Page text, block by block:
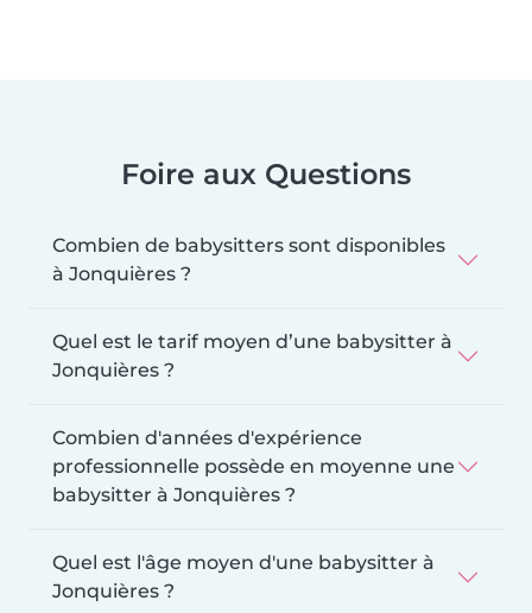
Foire aux Questions
Combien de babysitters sont disponibles
à Jonquières ?
Quel est le tarif moyen d’une babysitter à
Jonquières ?
Combien d'années d'expérience
professionnelle possède en moyenne une
babysitter à Jonquières ?
Quel est l'âge moyen d'une babysitter à
Jonquières ?